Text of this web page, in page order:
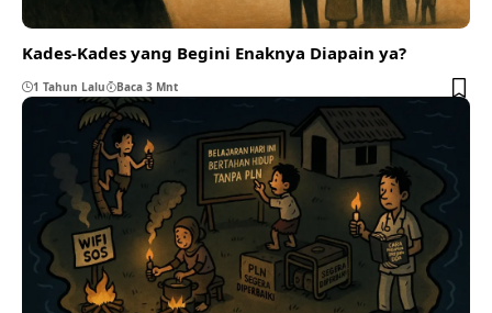
Kades-Kades yang Begini Enaknya Diapain ya?
1 Tahun Lalu Baca 3 Mnt